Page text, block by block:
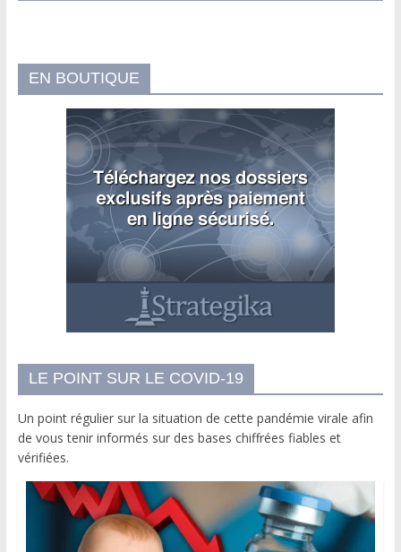
EN BOUTIQUE
LE POINT SUR LE COVID-19
Un point régulier sur la situation de cette pandémie virale afin
de vous tenir informés sur des bases chiffrées fiables et
vérifiées.